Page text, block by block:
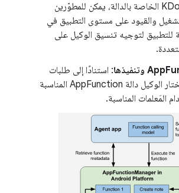
إلى مستندات KDoc الخاصة بالدالة، يمكن للمطوّرين
والقيود على مستوى التطبيق في
للتطبيق لتوجيه تنسيق الوكيل على
: استنادًا إلى طلبات
المستخدمين، يختار الوكيل دالة AppFunction المناسبة
المَعلمات المناسبة.